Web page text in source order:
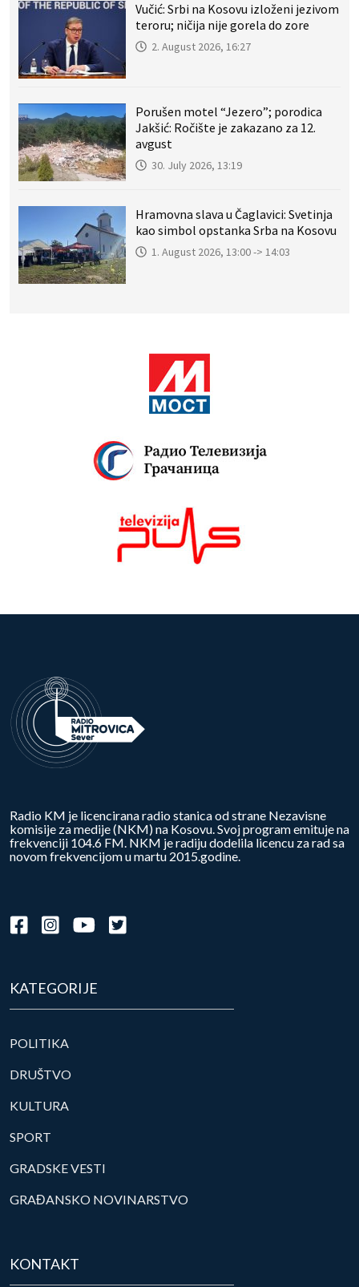
Vučić: Srbi na Kosovu izloženi jezivom
teroru; ničija nije gorela do zore
2. August 2026, 16:27
Porušen motel “Jezero”; porodica
Jakšić: Ročište je zakazano za 12.
avgust
30. July 2026, 13:19
Hramovna slava u Čaglavici: Svetinja
kao simbol opstanka Srba na Kosovu
1. August 2026, 13:00 -> 14:03
Radio KM je licencirana radio stanica od strane Nezavisne
komisije za medije (NKM) na Kosovu. Svoj program emituje na
frekvenciji 104.6 FM. NKM je radiju dodelila licencu za rad sa
novom frekvencijom u martu 2015.godine.
KATEGORIJE
POLITIKA
DRUŠTVO
KULTURA
SPORT
GRADSKE VESTI
GRAĐANSKO NOVINARSTVO
KONTAKT